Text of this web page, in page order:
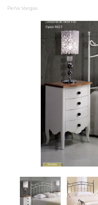
Peña Vargas